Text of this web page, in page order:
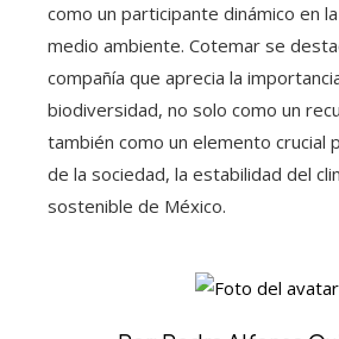
como un participante dinámico en
medio ambiente. Cotemar se
compañía que aprecia la
biodiversidad, no solo como un
también como un elemento crucial
de la sociedad, la estabilidad del
sostenible de México.